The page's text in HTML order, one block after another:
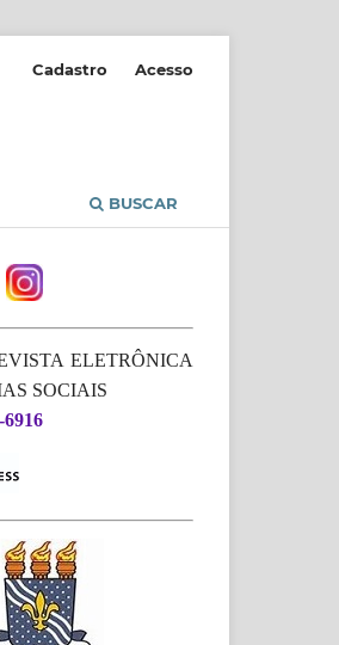
BUSCAR
Cadastro Acesso
ELETRÔNICA
SOCIAIS